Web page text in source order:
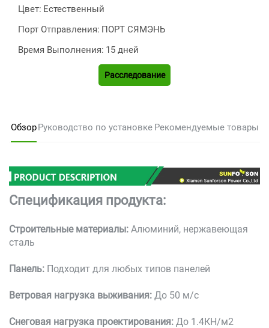
Цвет: Естественный
Порт Отправления: ПОРТ СЯМЭНЬ
Время Выполнения: 15 дней
Расследование
ОбзорРуководство по установке Рекомендуемые товары
Спецификация продукта:
Строительные материалы: Алюминий, нержавеющая
сталь
Панель: Подходит для любых типов панелей
Ветровая нагрузка выживания: До 50 м/с
Снеговая нагрузка проектирования: До 1.4КН/м2